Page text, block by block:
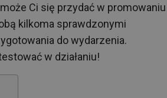
Ci się przydać w promowaniu
kilkoma sprawdzonymi
do wydarzenia.
w działaniu!